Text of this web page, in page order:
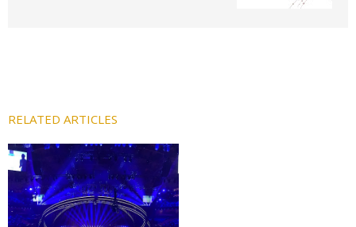
RELATED ARTICLES